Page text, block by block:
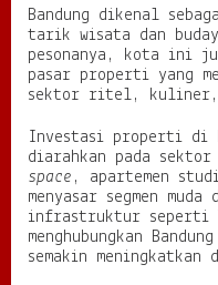
Bandung dikenal
tarik wisata dan
pesonanya, kota ini
pasar properti yang
sektor ritel, kuliner,
Investasi properti di
diarahkan pada
space , apartemen
menyasar segmen
infrastruktur seperti
menghubungkan
semakin